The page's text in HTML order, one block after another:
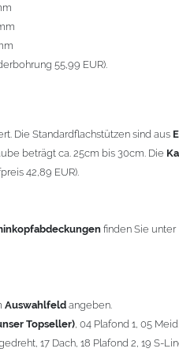
Auswahlfeld
Topseller)
17 Dach, 18 Plafond 2, 19 S-Line,
16 (Galicia) werden nur in
900mm wird dieKaminhaubein
zuständigenSchornsteinfeger
55,99 EUR).
Die Standardflachstützen sind aus
beträgt ca. 25cm bis 30cm. Die
42,89 EUR).
finden Sie unter
Auswahlfeld angeben.
Topseller) , 04 Plafond 1, 05
17 Dach, 18 Plafond 2, 19 S-